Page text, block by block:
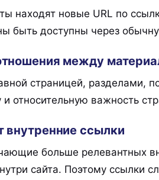
находят новые URL по
быть доступны через
между
страницей, разделами,
и относительную важность
внутренние ссылки
больше релевантных
сайта. Поэтому ссылки